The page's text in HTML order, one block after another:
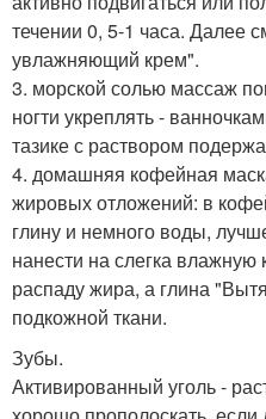
течении 0, 5-1 часа. Далее
увлажняющий крем".
3. морской солью массаж
ногти укреплять -
тазике с раствором
4. домашняя кофейная
жировых отложений: в
глину и немного воды,
нанести на слегка
распаду жира, а глина
подкожной ткани.
Зубы.
Активированный уголь -